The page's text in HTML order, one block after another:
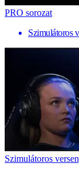
PRO sorozat
Szimulátoros
Szimulátoros